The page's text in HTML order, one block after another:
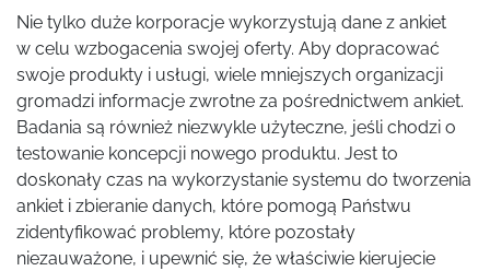
Nie tylko duże korporacje wykorzystują dane z ankiet
w celu wzbogacenia swojej oferty. Aby dopracować
swoje produkty i usługi, wiele mniejszych organizacji
gromadzi informacje zwrotne za pośrednictwem ankiet.
Badania są również niezwykle użyteczne, jeśli chodzi o
testowanie koncepcji nowego produktu. Jest to
doskonały czas na wykorzystanie systemu do tworzenia
ankiet i zbieranie danych, które pomogą Państwu
zidentyfikować problemy, które pozostały
niezauważone, i upewnić się, że właściwie kierujecie